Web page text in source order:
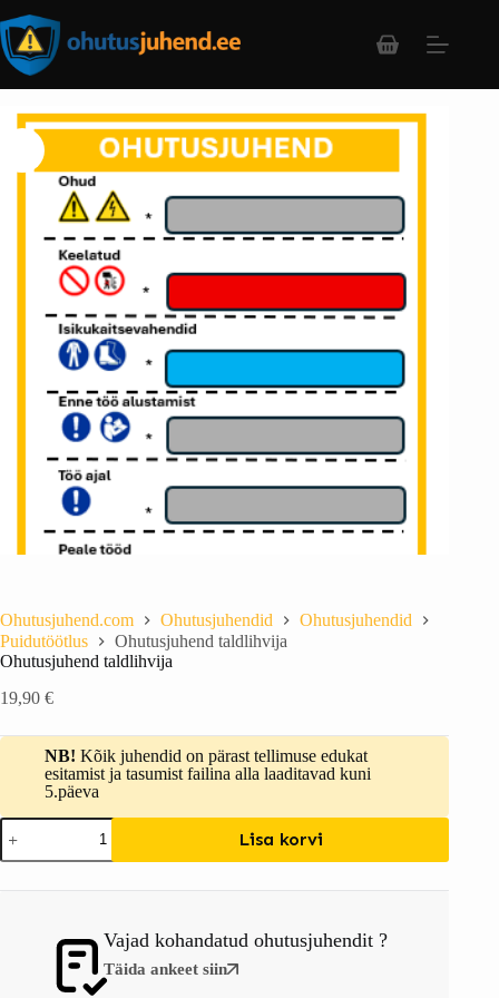
Ohutusjuhend.com Ohutusjuhendid
Ohutusjuhendid
Puidutöötlus
Ohutusjuhend taldlihvija
Ohutusjuhend taldlihvija
19,90 €
NB! Kõik juhendid on pärast tellimuse edukat
esitamist ja tasumist failina alla laaditavad kuni
5.päeva
Lisa korvi
Vajad kohandatud ohutusjuhendit ?
Täida ankeet siin